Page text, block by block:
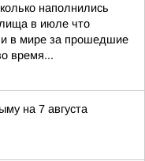
наполнились
в июле что
в мире за прошедшие
время...
на 7 августа